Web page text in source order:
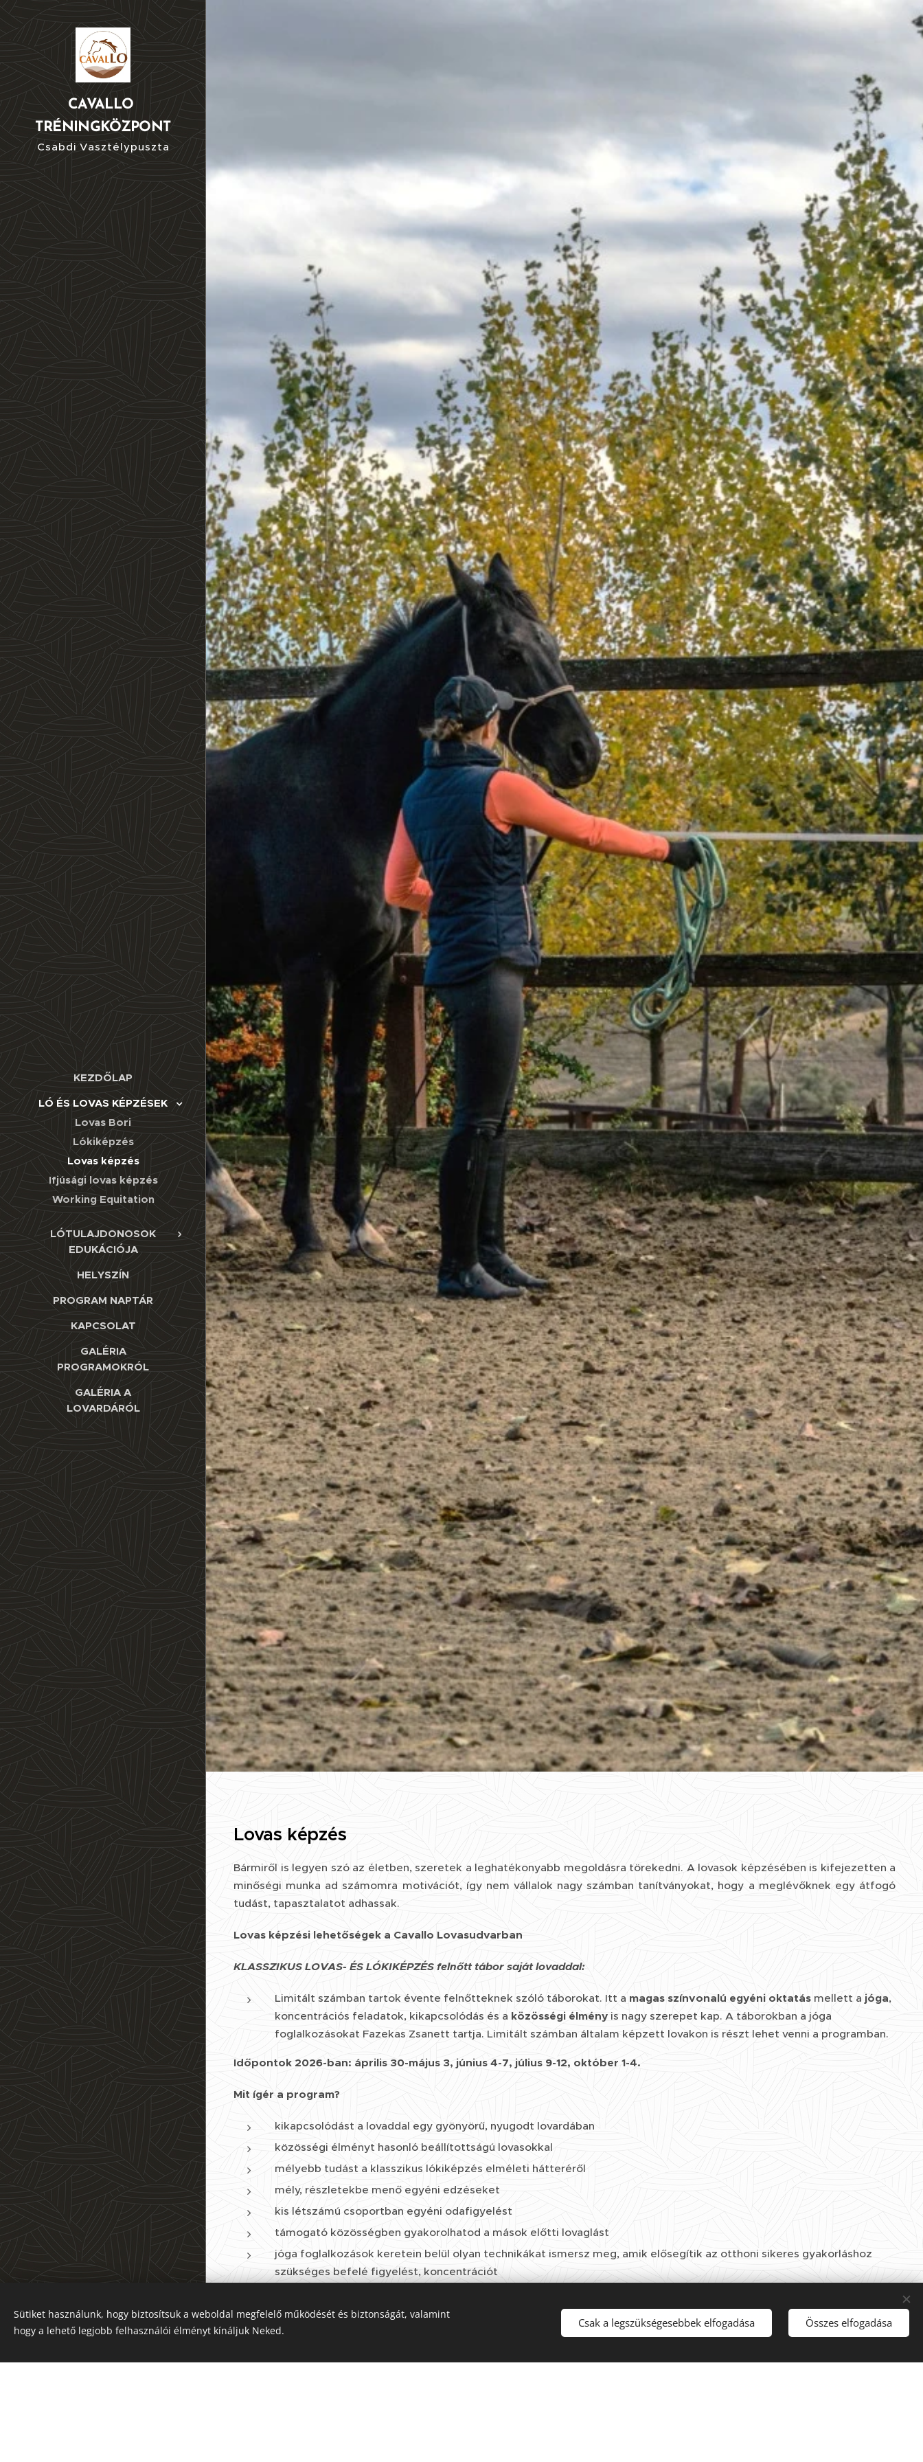
CAVALLO
TRÉNINGKÖZPONT
Csabdi Vasztélypuszta
KEZDŐLAP
LÓ ÉS LOVAS KÉPZÉSEK
Lovas Bori
Lókiképzés
Lovas képzés
Ifjúsági lovas képzés
Working Equitation
LÓTULAJDONOSOK
EDUKÁCIÓJA
HELYSZÍN
PROGRAM NAPTÁR
KAPCSOLAT
GALÉRIA
PROGRAMOKRÓL
GALÉRIA A
LOVARDÁRÓL
Lovas képzés
Bármiről is legyen szó az életben, szeretek a leghatékonyabb megoldásra törekedni. A lovasok képzésében is kifejezetten a
minőségi munka ad számomra motivációt, így nem vállalok nagy számban tanítványokat, hogy a meglévőknek egy átfogó
tudást, tapasztalatot adhassak.
Lovas képzési lehetőségek a Cavallo Lovasudvarban
KLASSZIKUS LOVAS- ÉS LÓKIKÉPZÉS felnőtt tábor saját lovaddal:
Limitált számban tartok évente felnőtteknek szóló táborokat. Itt a magas színvonalú egyéni oktatás mellett a jóga,
koncentrációs feladatok, kikapcsolódás és a közösségi élmény is nagy szerepet kap. A táborokban a jóga
foglalkozásokat Fazekas Zsanett tartja. Limitált számban általam képzett lovakon is részt lehet venni a programban.
Időpontok 2026-ban: április 30-május 3, június 4-7, július 9-12, október 1-4.
Mit ígér a program?
kikapcsolódást a lovaddal egy gyönyörű, nyugodt lovardában
közösségi élményt hasonló beállítottságú lovasokkal
mélyebb tudást a klasszikus lókiképzés elméleti hátteréről
mély, részletekbe menő egyéni edzéseket
kis létszámú csoportban egyéni odafigyelést
támogató közösségben gyakorolhatod a mások előtti lovaglást
jóga foglalkozások keretein belül olyan technikákat ismersz meg, amik elősegítik az otthoni sikeres gyakorláshoz
szükséges befelé figyelést, koncentrációt
kapcsolatot is ápold
További információ: borbala.lovas@gmail.com
Az oldalt a Webnodeműködteti
Sütiket használunk, hogy biztosítsuk a weboldal megfelelő működését és biztonságát, valamint
hogy a lehető legjobb felhasználói élményt kínáljuk Neked.
Csak a legszükségesebbek elfogadása Összes elfogadása